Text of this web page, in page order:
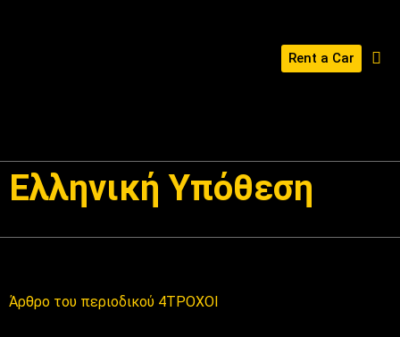
Rent a Car
Ελληνική Υπόθεση
Άρθρο του περιοδικού 4ΤΡΟΧΟΙ